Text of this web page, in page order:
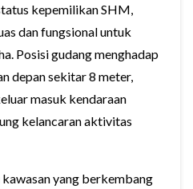
kepemilikan SHM,
dan fungsional untuk
Posisi gudang menghadap
depan sekitar 8 meter,
masuk kendaraan
kelancaran aktivitas
yang berkembang